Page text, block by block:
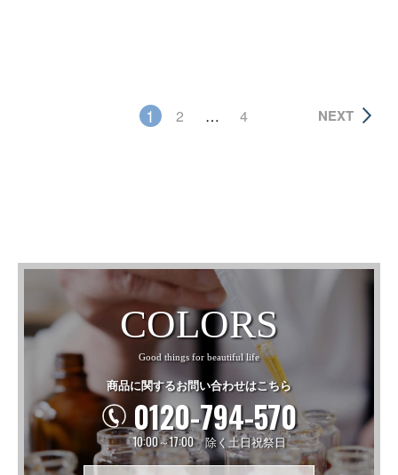
1 2 … 4 NEXT
COLORS
Good things for beautiful life
商品に関するお問い合わせはこちら
0120-794-570
10:00～17:00 除く土日祝祭日